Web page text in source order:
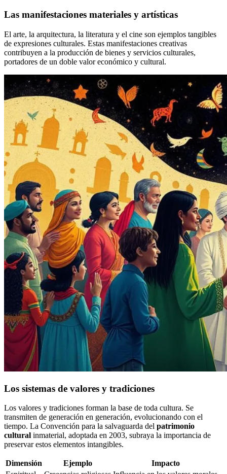
Las manifestaciones materiales y artísticas
El arte, la arquitectura, la literatura y el cine son ejemplos tangibles
de expresiones culturales. Estas manifestaciones creativas
contribuyen a la producción de bienes y servicios culturales,
portadores de un doble valor económico y cultural.
Los sistemas de valores y tradiciones
Los valores y tradiciones forman la base de toda cultura. Se
transmiten de generación en generación, evolucionando con el
tiempo. La Convención para la salvaguarda del patrimonio
cultural inmaterial, adoptada en 2003, subraya la importancia de
preservar estos elementos intangibles.
Dimensión Ejemplo
Impacto